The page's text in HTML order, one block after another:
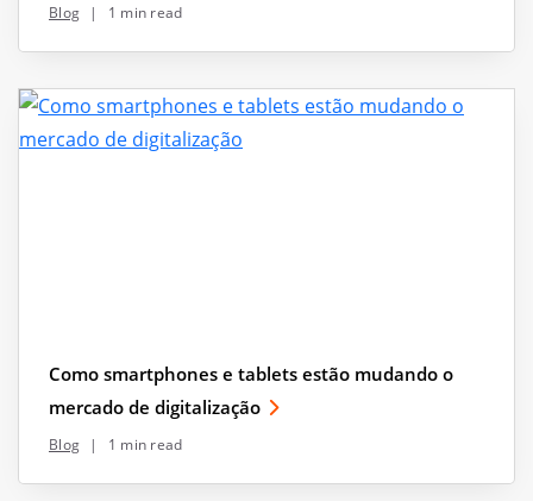
Blog | 1 min read
Como smartphones e tablets estão mudando o
mercado de digitalização
Blog | 1 min read